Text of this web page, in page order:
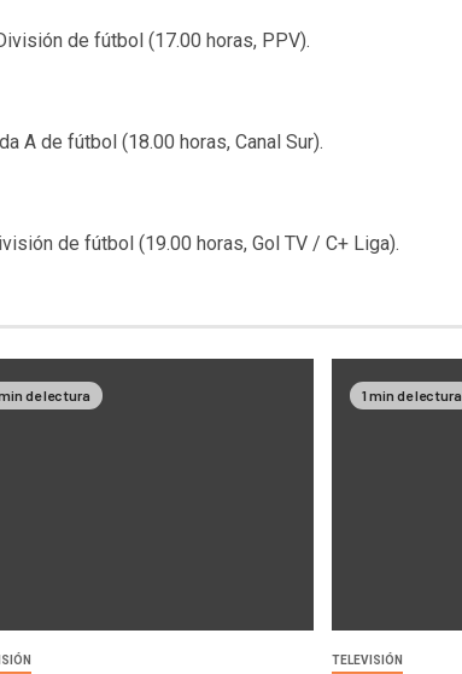
de fútbol (17.00 horas, PPV).
A de fútbol (18.00 horas, Canal Sur).
de fútbol (19.00 horas, Gol TV / C+ Liga).
de lectura 1 min de lectura
TELEVISIÓN